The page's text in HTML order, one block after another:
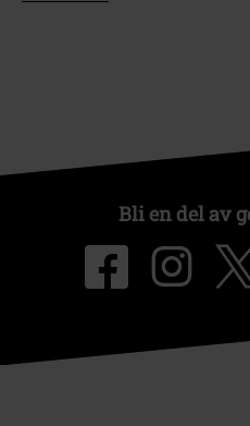
Bli en del av